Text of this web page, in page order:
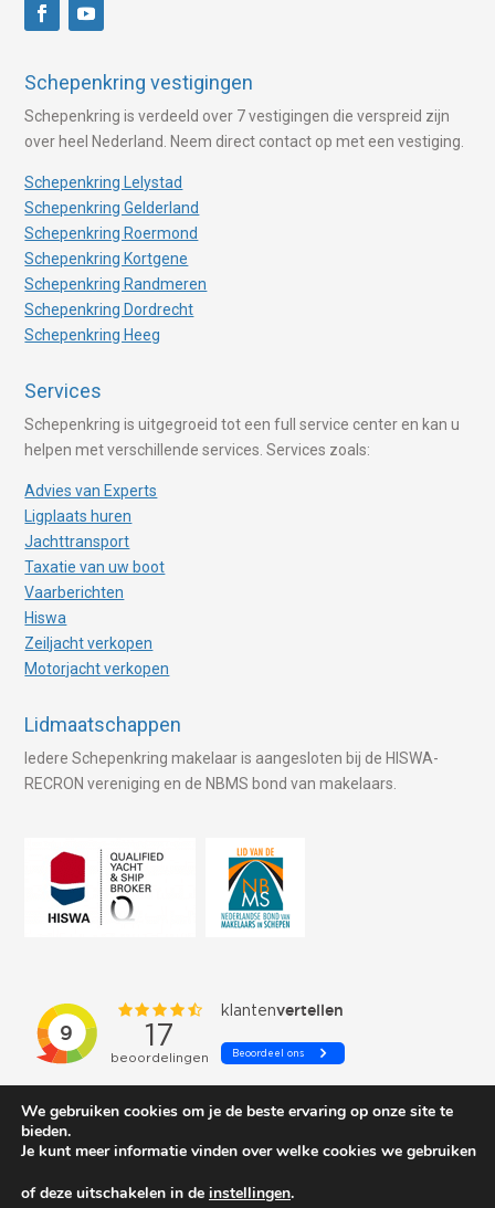
Schepenkring vestigingen
Schepenkring is verdeeld over 7 vestigingen die verspreid zijn
over heel Nederland. Neem direct contact op met een vestiging.
Schepenkring Lelystad
Schepenkring Gelderland
Schepenkring Roermond
Schepenkring Kortgene
Schepenkring Randmeren
Schepenkring Dordrecht
Schepenkring Heeg
Services
Schepenkring is uitgegroeid tot een full service center en kan u
helpen met verschillende services. Services zoals:
Advies van Experts
Ligplaats huren
Jachttransport
Taxatie van uw boot
Vaarberichten
Hiswa
Zeiljacht verkopen
Motorjacht verkopen
Lidmaatschappen
Iedere Schepenkring makelaar is aangesloten bij de HISWA-
RECRON vereniging en de NBMS bond van makelaars.
We gebruiken cookies om je de beste ervaring op onze site te
bieden.
Je kunt meer informatie vinden over welke cookies we gebruiken
of deze uitschakelen in de instellingen.